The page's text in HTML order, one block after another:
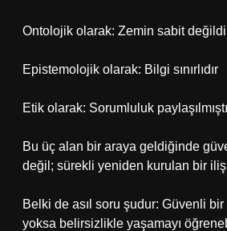
Ontolojik olarak: Zemin sabit
Epistemolojik olarak: Bilgi sınırlıdır
Etik olarak: Sorumluluk
Bu üç alan bir araya geldiğinde
değil; sürekli yeniden kurulan bir
Belki de asıl soru şudur: Güvenli bir
yoksa belirsizlikle yaşamayı